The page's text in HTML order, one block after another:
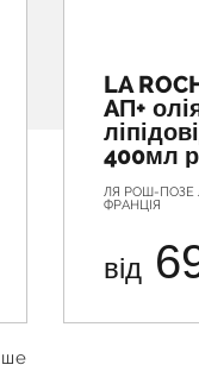
LA
AП+
400мл
ЛЯ РОШ-ПОЗЕ
ФРАНЦІЯ
від